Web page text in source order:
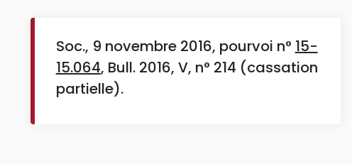
Soc., 9 novembre 2016, pourvoi n° 15-
15.064, Bull. 2016, V, n° 214 (cassation
partielle).